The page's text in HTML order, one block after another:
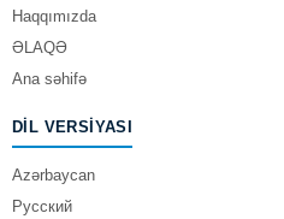
Haqqımızda
ƏLAQƏ
Ana səhifə
DIL VERSIYASI
Azərbaycan
Русский